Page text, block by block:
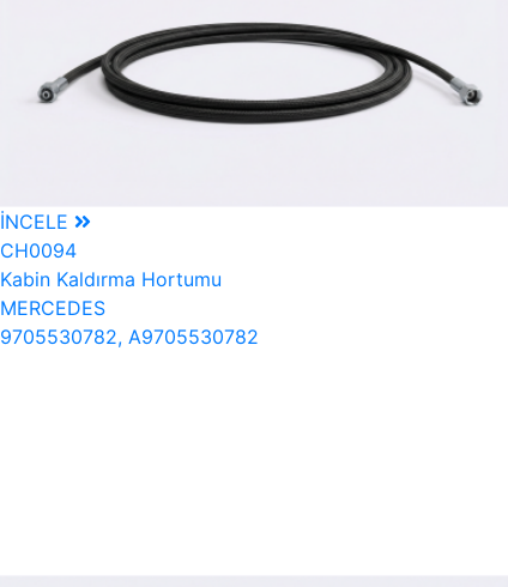
İNCELE
CH0094
Kabin Kaldırma Hortumu
MERCEDES
9705530782, A9705530782